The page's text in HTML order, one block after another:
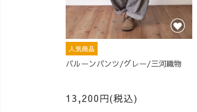
人気商品
バルーンパンツ/グレー/三河織物
13,200円(税込)